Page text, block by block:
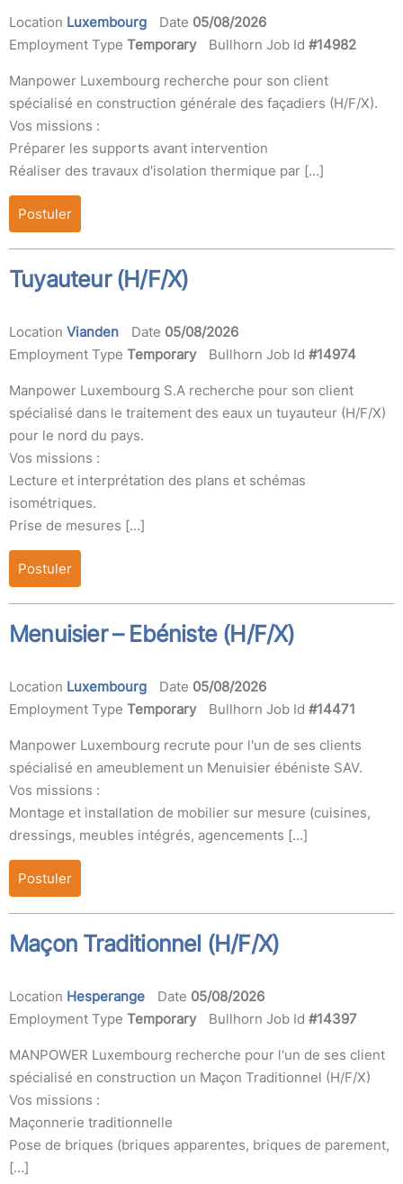
Location Luxembourg Date 05/08/2026
Employment Type Temporary Bullhorn Job Id #14982
Manpower Luxembourg recherche pour son client
spécialisé en construction générale des façadiers (H/F/X).
Vos missions :
Préparer les supports avant intervention
Réaliser des travaux d'isolation thermique par […]
Postuler
Tuyauteur (H/F/X)
Location Vianden Date 05/08/2026
Employment Type Temporary Bullhorn Job Id #14974
Manpower Luxembourg S.A recherche pour son client
spécialisé dans le traitement des eaux un tuyauteur (H/F/X)
pour le nord du pays.
Vos missions :
Lecture et interprétation des plans et schémas
isométriques.
Prise de mesures […]
Postuler
Menuisier – Ebéniste (H/F/X)
Location Luxembourg Date 05/08/2026
Employment Type Temporary Bullhorn Job Id #14471
Manpower Luxembourg recrute pour l'un de ses clients
spécialisé en ameublement un Menuisier ébéniste SAV.
Vos missions :
Montage et installation de mobilier sur mesure (cuisines,
dressings, meubles intégrés, agencements […]
Postuler
Maçon Traditionnel (H/F/X)
Location Hesperange Date 05/08/2026
Employment Type Temporary Bullhorn Job Id #14397
MANPOWER Luxembourg recherche pour l'un de ses client
spécialisé en construction un Maçon Traditionnel (H/F/X)
Vos missions :
Maçonnerie traditionnelle
Pose de briques (briques apparentes, briques de parement,
[…]